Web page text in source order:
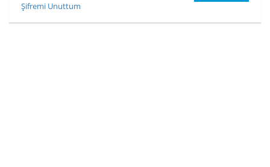
Şifremi Unuttum